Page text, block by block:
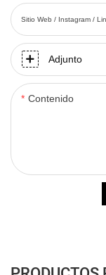
Sitio Web / Instagram /
Adjunto
Contenido